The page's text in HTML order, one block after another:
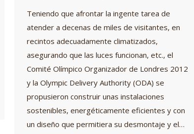
Teniendo que afrontar la ingente tarea de
atender a decenas de miles de visitantes, en
recintos adecuadamente climatizados,
asegurando que las luces funcionan, etc., el
Comité Olímpico Organizador de Londres 2012
y la Olympic Delivery Authority (ODA) se
propusieron construir unas instalaciones
sostenibles, energéticamente eficientes y con
un diseño que permitiera su desmontaje y el…